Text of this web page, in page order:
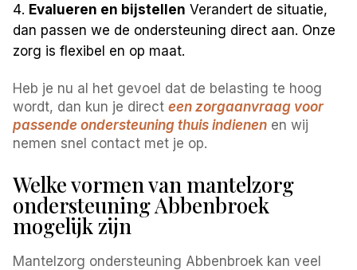
Evalueren en bijstellen Verandert de situatie,
dan passen we de ondersteuning direct aan. Onze
zorg is flexibel en op maat.
Heb je nu al het gevoel dat de belasting te hoog
wordt, dan kun je directeen zorgaanvraag voor
passende ondersteuning thuis indienen en wij
nemen snel contact met je op.
Welke vormen van mantelzorg
ondersteuning Abbenbroek
mogelijk zijn
Mantelzorg ondersteuning Abbenbroek kan veel